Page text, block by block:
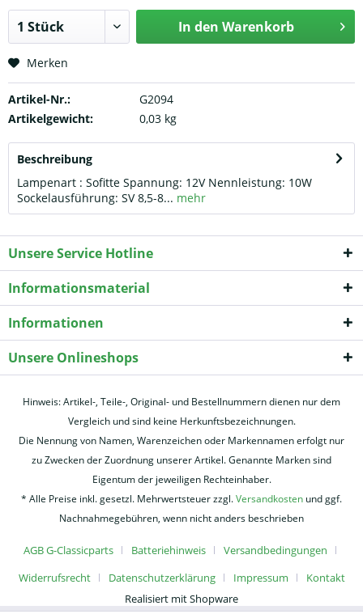
In den Warenkorb
Merken
Artikel-Nr.:
G2094
Artikelgewicht:
0,03 kg
Beschreibung
Lampenart : Sofitte Spannung: 12V Nennleistung: 10W
Sockelausführung: SV 8,5-8... mehr
Unsere Service Hotline
Informationsmaterial
Informationen
Unsere Onlineshops
Hinweis: Artikel-, Teile-, Original- und Bestellnummern dienen nur dem
Vergleich und sind keine Herkunftsbezeichnungen.
Die Nennung von Namen, Warenzeichen oder Markennamen erfolgt nur
zu Zwecken der Zuordnung unserer Artikel. Genannte Marken sind
Eigentum der jeweiligen Rechteinhaber.
* Alle Preise inkl. gesetzl. Mehrwertsteuer zzgl.Versandkosten und ggf.
Nachnahmegebühren, wenn nicht anders beschrieben
AGB G-Classicparts Batteriehinweis
Versandbedingungen
Widerrufsrecht
Datenschutzerklärung Impressum
Kontakt
Realisiert mit Shopware